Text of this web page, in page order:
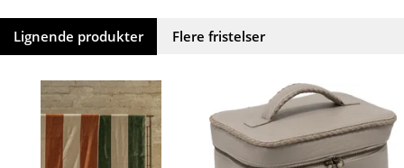
Lignende produkter Flere fristelser